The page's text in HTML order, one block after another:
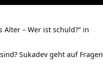
– Wer ist schuld?“ in
Sukadev geht auf Fragen